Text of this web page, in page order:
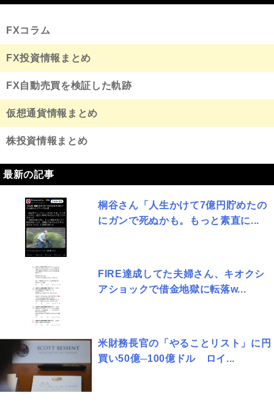
FXコラム
FX投資情報まとめ
FX自動売買を検証した軌跡
仮想通貨情報まとめ
株投資情報まとめ
最新の記事
桐谷さん「人生かけて7億円貯めたの
にガンで死ぬかも。もっと素直に...
FIRE達成してた夫婦さん、キオクシ
アショックで借金地獄に転落w...
米財務長官の「やることリスト」に円
買い50億─100億ドル ロイ...